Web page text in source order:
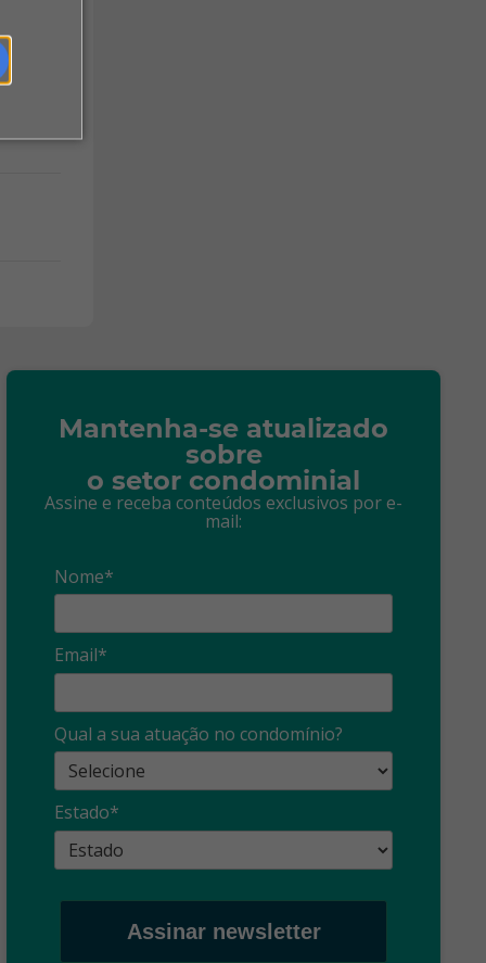
Mantenha-se atualizado
sobre
o setor condominial
Assine e receba conteúdos exclusivos por e-
mail:
Nome*
Email*
Qual a sua atuação no condomínio?
Estado*
Assinar newsletter